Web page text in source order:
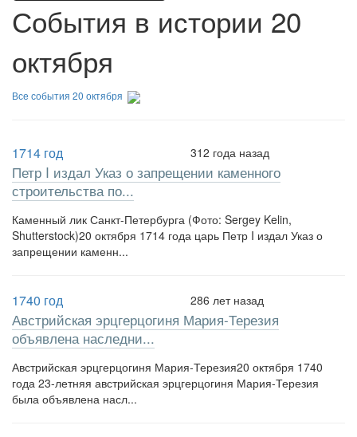
События в истории 20
октября
Все события 20 октября
1714 год 312 года назад
Петр I издал Указ о запрещении каменного
строительства по...
Каменный лик Санкт-Петербурга (Фото: Sergey Kelin,
Shutterstock)20 октября 1714 года царь Петр I издал Указ о
запрещении каменн...
1740 год 286 лет назад
Австрийская эрцгерцогиня Мария-Терезия
объявлена наследни...
Австрийская эрцгерцогиня Мария-Терезия20 октября 1740
года 23-летняя австрийская эрцгерцогиня Мария-Терезия
была объявлена насл...